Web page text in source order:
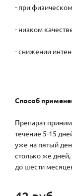
- при
- низком
- снижении
Способ
Препарат
течение 5-15
уже на пятый
столько же
до шести